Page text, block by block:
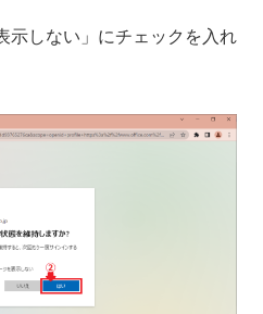
示しない」にチェックを入れ